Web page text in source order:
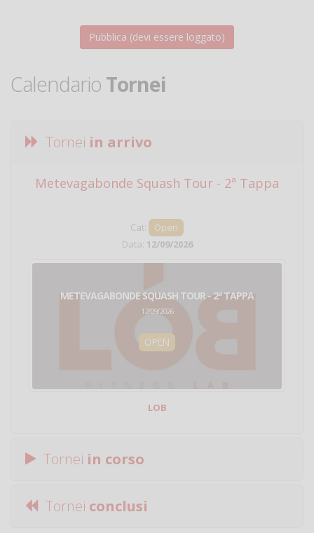
Calendario Tornei
Tornei in arrivo
Metevagabonde Squash Tour - 2ª Tappa
Cat:
Open
Data: 12/09/2026
METEVAGABONDE SQUASH TOUR - 2ª TAPPA
12/09/2026
OPEN
LOB
Tornei in corso
Tornei conclusi